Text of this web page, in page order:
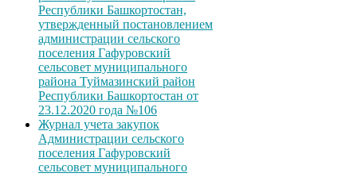
Республики Башкортостан,
утвержденный постановлением
администрации сельского
поселения Гафуровский
сельсовет муниципального
района Туймазинский район
Республики Башкортостан от
23.12.2020 года №106
Журнал учета закупок
Администрации сельского
поселения Гафуровский
сельсовет муниципального